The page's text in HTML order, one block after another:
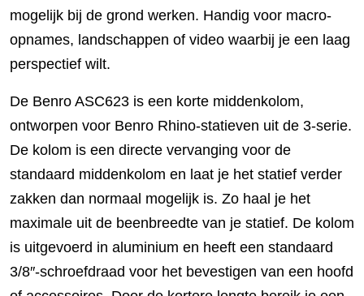
mogelijk bij de grond werken. Handig voor macro-
opnames, landschappen of video waarbij je een laag
perspectief wilt.
De Benro ASC623 is een korte middenkolom,
ontworpen voor Benro Rhino-statieven uit de 3-serie.
De kolom is een directe vervanging voor de
standaard middenkolom en laat je het statief verder
zakken dan normaal mogelijk is. Zo haal je het
maximale uit de beenbreedte van je statief. De kolom
is uitgevoerd in aluminium en heeft een standaard
3/8″-schroefdraad voor het bevestigen van een hoofd